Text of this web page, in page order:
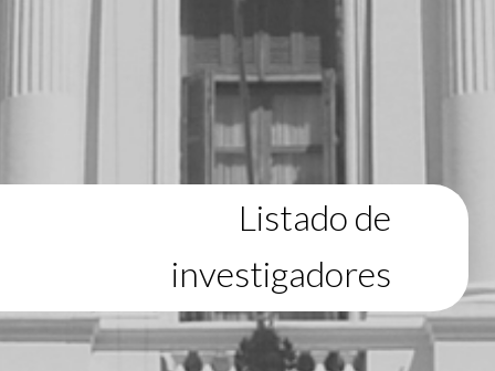
Listado de
investigadores